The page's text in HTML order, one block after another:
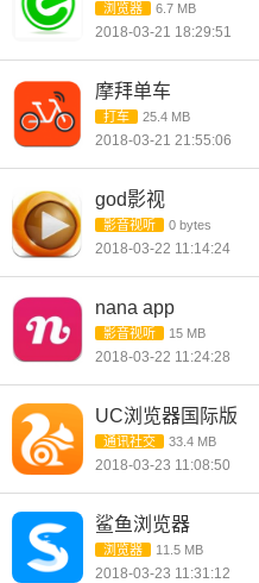
浏览器 6.7 MB
2018-03-21 18:29:51
摩拜单车
打车 25.4 MB
2018-03-21 21:55:06
god影视
影音视听 0 bytes
2018-03-22 11:14:24
nana app
影音视听 15 MB
2018-03-22 11:24:28
UC浏览器国际版
通讯社交 33.4 MB
2018-03-23 11:08:50
鲨鱼浏览器
浏览器 11.5 MB
2018-03-23 11:31:12